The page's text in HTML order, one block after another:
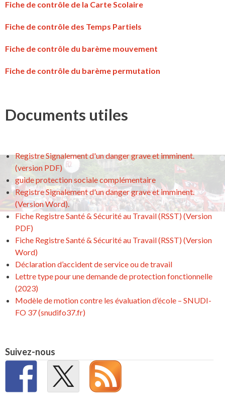
Fiche de contrôle de la Carte Scolaire
Fiche de contrôle des Temps Partiels
Fiche de contrôle du barème mouvement
Fiche de contrôle du barème permutation
Documents utiles
Registre Signalement d'un danger grave et imminent.
(version PDF)
guide protection sociale complémentaire
Registre Signalement d'un danger grave et imminent.
(Version Word).
Fiche Registre Santé & Sécurité au Travail (RSST) (Version
PDF)
Fiche Registre Santé & Sécurité au Travail (RSST) (Version
Word)
Déclaration d’accident de service ou de travail
Lettre type pour une demande de protection fonctionnelle
(2023)
Modèle de motion contre les évaluation d’école – SNUDI-
FO 37 (snudifo37.fr)
Suivez-nous